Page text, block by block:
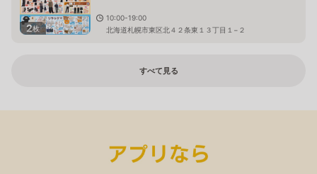
2枚
10:00-19:00
北海道札幌市東区北４２条東１３丁目１−２
すべて見る